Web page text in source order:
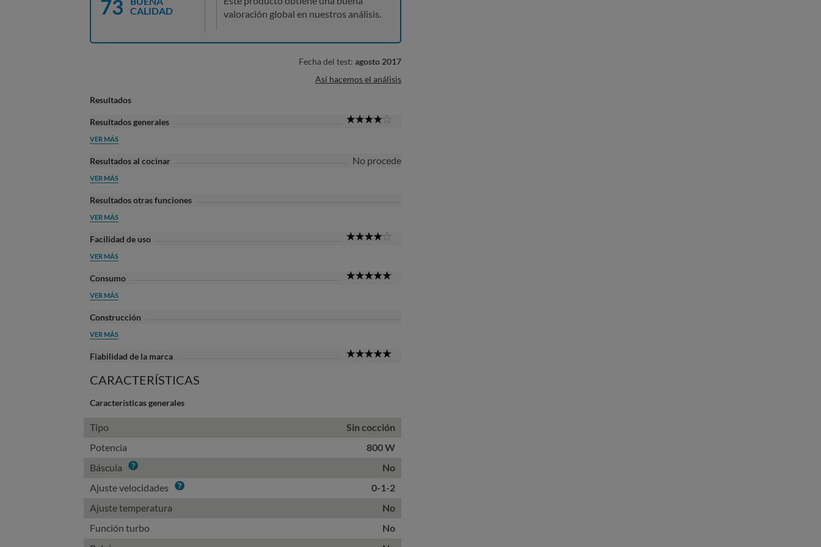
73
CALIDAD
valoración global en nuestros análisis.
Fecha del test: agosto 2017
Así hacemos el análisis
Resultados
Resultados generales
VER MÁS
Resultados al cocinar No procede
VER MÁS
Resultados otras funciones
VER MÁS
Facilidad de uso
VER MÁS
Consumo
VER MÁS
Construcción
VER MÁS
Fiabilidad de la marca
CARACTERÍSTICAS
Características generales
Tipo
Sin cocción
Potencia
800 W
Báscula Info
No
Ajuste velocidades Info
0-1-2
Ajuste temperatura
No
Función turbo
No